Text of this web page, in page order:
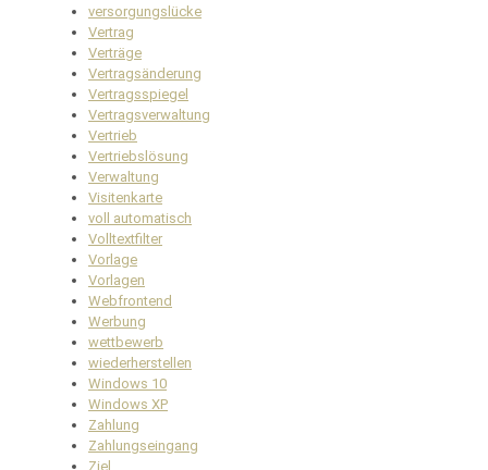
versorgungslücke
Vertrag
Verträge
Vertragsänderung
Vertragsspiegel
Vertragsverwaltung
Vertrieb
Vertriebslösung
Verwaltung
Visitenkarte
voll automatisch
Volltextfilter
Vorlage
Vorlagen
Webfrontend
Werbung
wettbewerb
wiederherstellen
Windows 10
Windows XP
Zahlung
Zahlungseingang
Ziel